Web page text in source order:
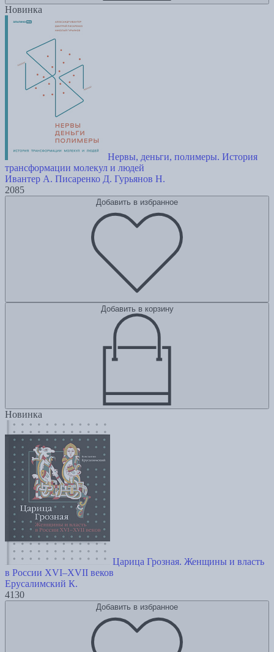
Новинка
Нервы, деньги, полимеры. История
трансформации молекул и людей
Ивантер А. Писаренко Д. Гурьянов Н.
2085
Добавить в избранное
Добавить в корзину
Новинка
Царица Грозная. Женщины и власть
в России XVI–XVII веков
Ерусалимский К.
4130
Добавить в избранное